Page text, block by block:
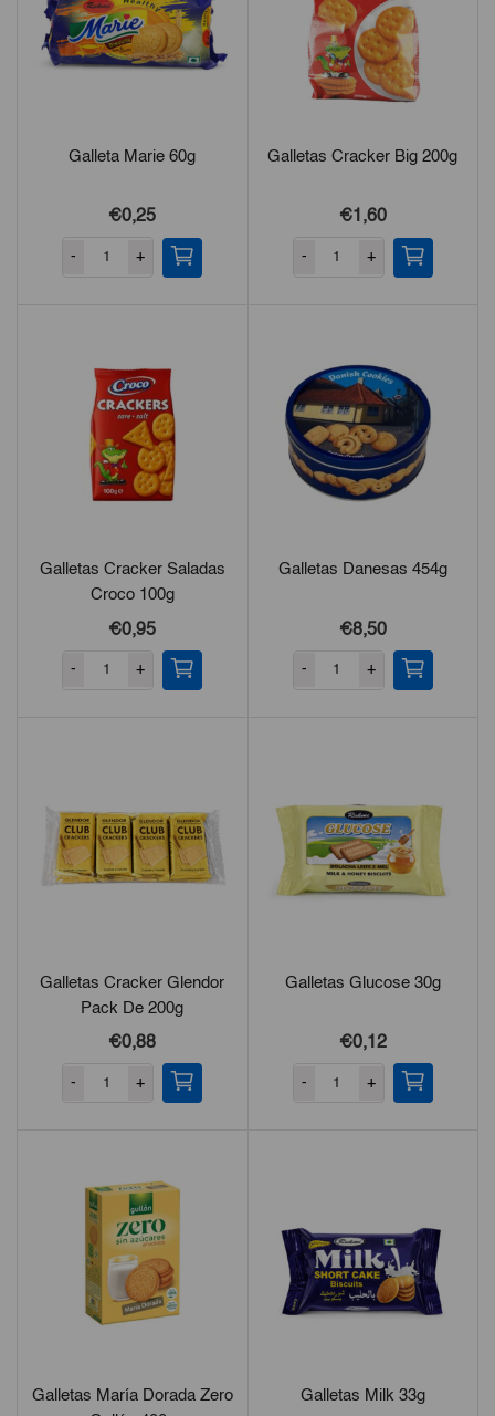
Galleta Marie 60g
€0,25
- +
Galletas Cracker Big 200g
€1,60
- +
Galletas Cracker Saladas
Croco 100g
€0,95
- +
Galletas Danesas 454g
€8,50
- +
Galletas Cracker Glendor
Pack De 200g
€0,88
- +
Galletas Glucose 30g
€0,12
- +
Galletas María Dorada Zero
Galletas Milk 33g